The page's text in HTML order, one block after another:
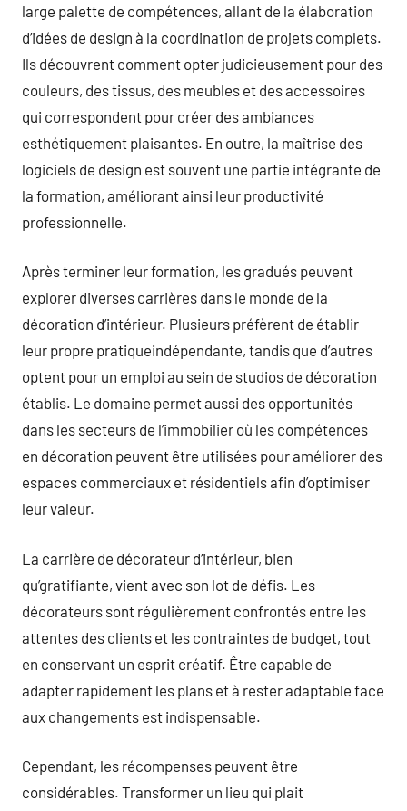
large palette de compétences, allant de la élaboration
d’idées de design à la coordination de projets complets.
Ils découvrent comment opter judicieusement pour des
couleurs, des tissus, des meubles et des accessoires
qui correspondent pour créer des ambiances
esthétiquement plaisantes. En outre, la maîtrise des
logiciels de design est souvent une partie intégrante de
la formation, améliorant ainsi leur productivité
professionnelle.
Après terminer leur formation, les gradués peuvent
explorer diverses carrières dans le monde de la
décoration d’intérieur. Plusieurs préfèrent de établir
leur propre pratiqueindépendante, tandis que d’autres
optent pour un emploi au sein de studios de décoration
établis. Le domaine permet aussi des opportunités
dans les secteurs de l’immobilier où les compétences
en décoration peuvent être utilisées pour améliorer des
espaces commerciaux et résidentiels afin d’optimiser
leur valeur.
La carrière de décorateur d’intérieur, bien
qu’gratifiante, vient avec son lot de défis. Les
décorateurs sont régulièrement confrontés entre les
attentes des clients et les contraintes de budget, tout
en conservant un esprit créatif. Être capable de
adapter rapidement les plans et à rester adaptable face
aux changements est indispensable.
Cependant, les récompenses peuvent être
considérables. Transformer un lieu qui plait